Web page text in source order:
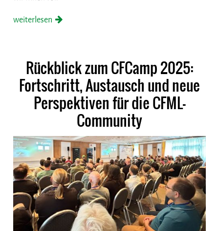
weiterlesen
Rückblick zum CFCamp 2025:
Fortschritt, Austausch und neue
Perspektiven für die CFML-
Community